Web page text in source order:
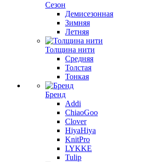
Сезон
Демисезонная
Зимняя
Летняя
Толщина нити
Средняя
Толстая
Тонкая
Бренд
Addi
ChiaoGoo
Clover
HiyaHiya
KnitPro
LYKKE
Tulip